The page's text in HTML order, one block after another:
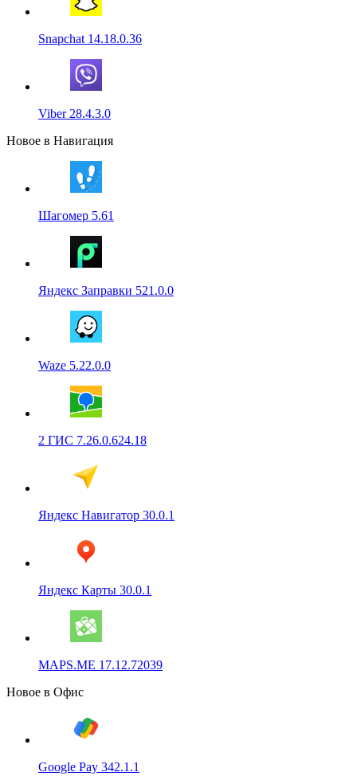
Snapchat 14.18.0.36
Viber 28.4.3.0
Новое в Навигация
Шагомер 5.61
Яндекс Заправки 521.0.0
Waze 5.22.0.0
2 ГИС 7.26.0.624.18
Яндекс Навигатор 30.0.1
Яндекс Карты 30.0.1
MAPS.ME 17.12.72039
Новое в Офис
Google Pay 342.1.1